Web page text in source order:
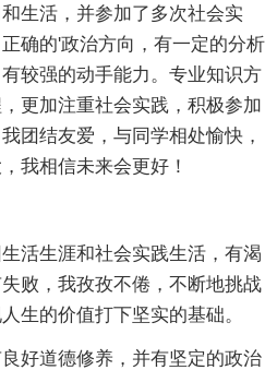
生活，并参加了多次社会实
确的'政治方向，有一定的分析
较强的动手能力。专业知识方
更加注重社会实践，积极参加
团结友爱，与同学相处愉快，
我相信未来会更好！
活生涯和社会实践生活，有渴
败，我孜孜不倦，不断地挑战
生的价值打下坚实的基础。
好道德修养，并有坚定的政治